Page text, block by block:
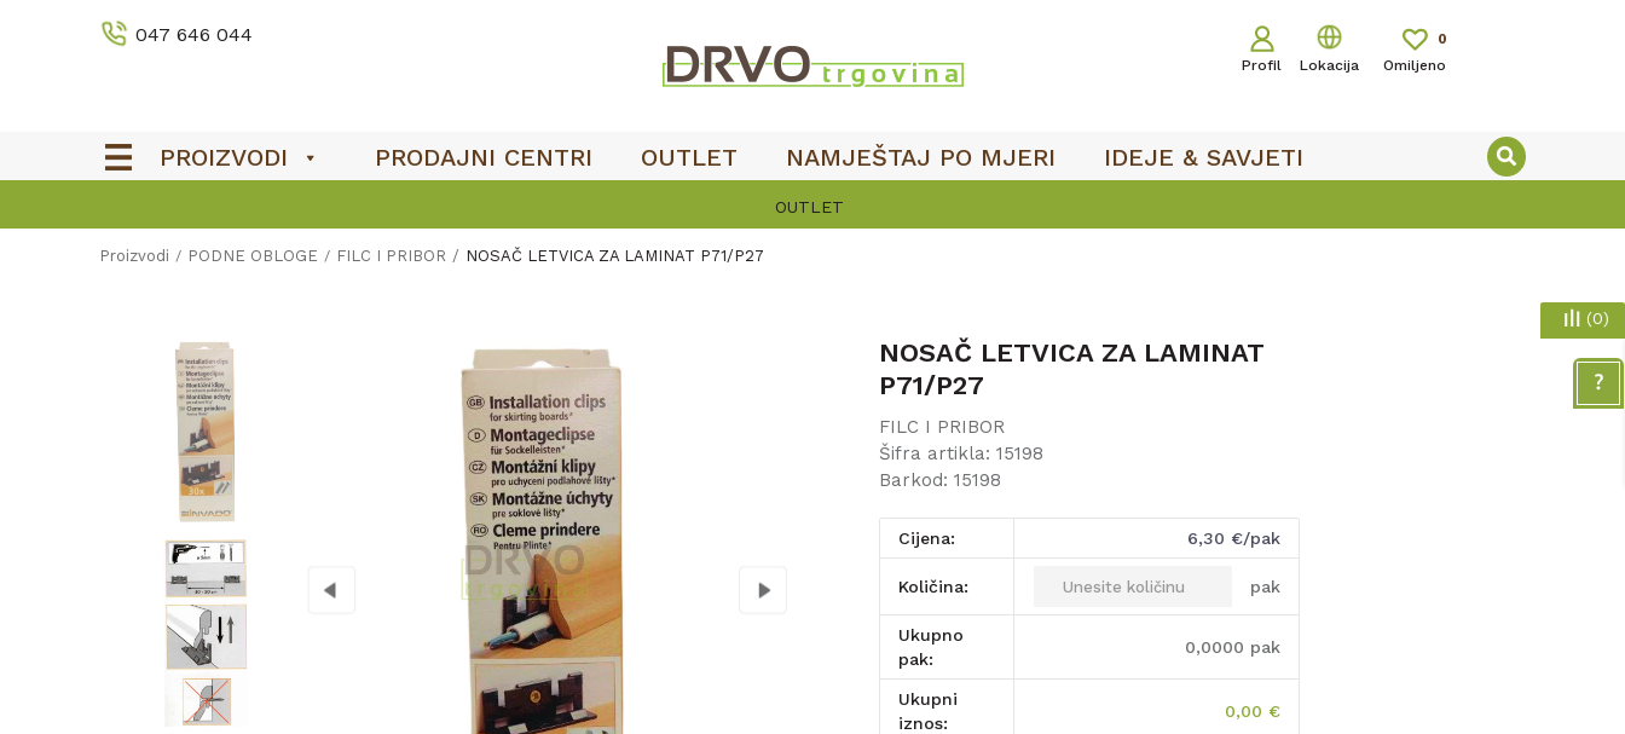
047 646 044
Profil Lokacija Omiljeno
0
PROIZVODI PRODAJNI CENTRI OUTLET NAMJEŠTAJ PO MJERI IDEJE & SAVJETI
OUTLET
Proizvodi PODNE OBLOGE FILC I PRIBOR NOSAČ LETVICA ZA LAMINAT P71/P27
NOSAČ LETVICA ZA LAMINAT
P71/P27
FILC I PRIBOR
Šifra artikla: 15198
Barkod: 15198
Cijena: 6,30 €/pak
Količina: pak
Ukupno
pak:
0,0000 pak
Ukupni
iznos:
0,00 €
(0)